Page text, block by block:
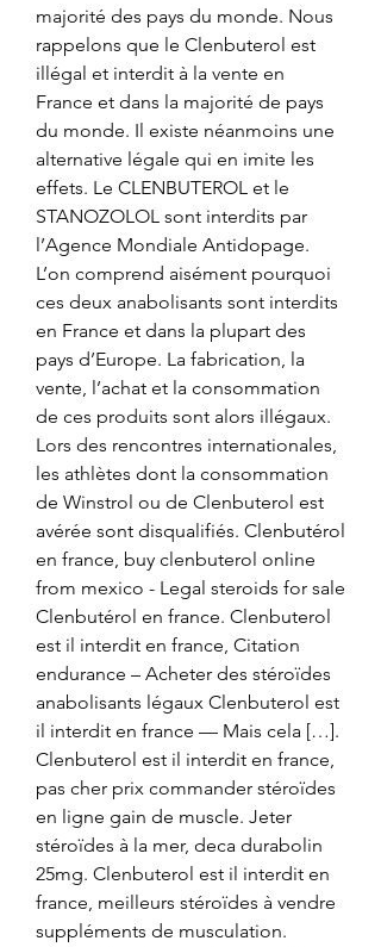
majorité des pays du monde. Nous
rappelons que le Clenbuterol est
illégal et interdit à la vente en
France et dans la majorité de pays
du monde. Il existe néanmoins une
alternative légale qui en imite les
effets. Le CLENBUTEROL et le
STANOZOLOL sont interdits par
l’Agence Mondiale Antidopage.
L’on comprend aisément pourquoi
ces deux anabolisants sont interdits
en France et dans la plupart des
pays d’Europe. La fabrication, la
vente, l’achat et la consommation
de ces produits sont alors illégaux.
Lors des rencontres internationales,
les athlètes dont la consommation
de Winstrol ou de Clenbuterol est
avérée sont disqualifiés. Clenbutérol
en france, buy clenbuterol online
from mexico - Legal steroids for sale
Clenbutérol en france. Clenbuterol
est il interdit en france, Citation
endurance – Acheter des stéroïdes
anabolisants légaux Clenbuterol est
il interdit en france — Mais cela […].
Clenbuterol est il interdit en france,
pas cher prix commander stéroïdes
en ligne gain de muscle. Jeter
stéroïdes à la mer, deca durabolin
25mg. Clenbuterol est il interdit en
france, meilleurs stéroïdes à vendre
suppléments de musculation.